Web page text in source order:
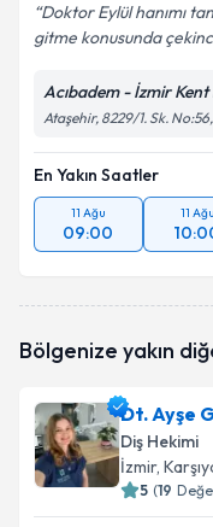
Doktor Eylül hanımı
gitme konusunda
Acıbadem - İzmir
Ataşehir, 8229/1. Sk.
En Yakın Saatler
11 Ağu
09:00
11 Ağu
Bölgenize yakın
Dt. Ayşe
Diş Hekimi
İzmir,
5 (19